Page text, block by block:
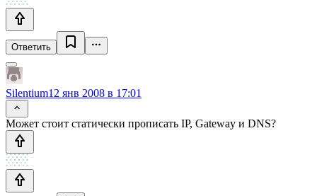
Ответить
Silentium12 янв 2008 в 17:01
Может стоит статически прописать IP, Gateway и DNS?